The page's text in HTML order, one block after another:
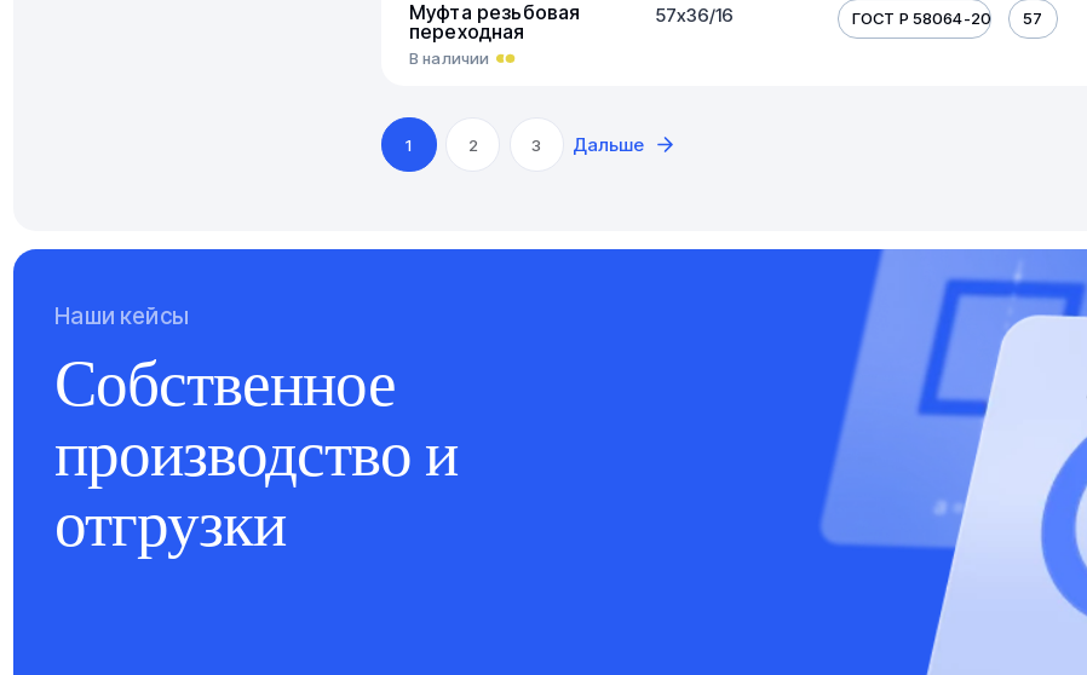
Муфта резьбовая
переходная
В наличии
57х36/16 ГОСТ Р 58064-2018 57
1 2 3 Дальше
Наши кейсы
Собственное
производство и
отгрузки